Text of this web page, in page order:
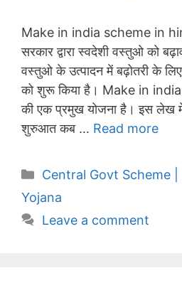
Make in india scheme in
सरकार द्वारा स्वदेशी वस्तुओ को
वस्तुओ के उत्पादन में बढ़ोतरी के लिए
को शुरू किया है। Make in
की एक प्रमुख योजना है। इस लेख
शुरुआत कब … Read more
Categories
Central Govt Scheme
Yojana
Leave a comment